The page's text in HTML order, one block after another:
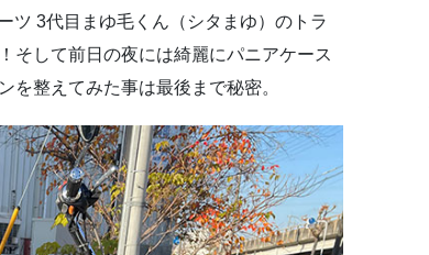
ツ 3代目まゆ毛くん（シタまゆ）のトラ
そして前日の夜には綺麗にパニアケース
を整えてみた事は最後まで秘密。